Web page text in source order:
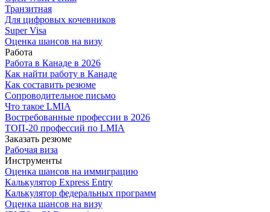
Транзитная
Для цифровых кочевников
Super Visa
Оценка шансов на визу
Работа
Работа в Канаде в 2026
Как найти работу в Канаде
Как составить резюме
Сопроводительное письмо
Что такое LMIA
Востребованные профессии в 2026
ТОП-20 профессий по LMIA
Заказать резюме
Рабочая виза
Инструменты
Оценка шансов на иммиграцию
Калькулятор Express Entry
Калькулятор федеральных программ
Оценка шансов на визу